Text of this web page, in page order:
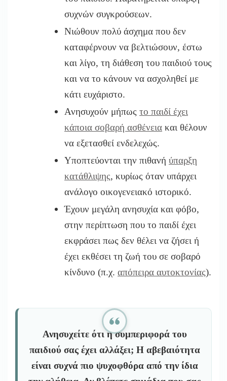
συχνών συγκρούσεων.
Νιώθουν πολύ άσχημα που δεν
καταφέρνουν να βελτιώσουν, έστω
και λίγο, τη διάθεση του παιδιού τους
και να το κάνουν να ασχοληθεί με
κάτι ευχάριστο.
Ανησυχούν μήπως το παιδί έχει
κάποια σοβαρή ασθένεια και θέλουν
να εξετασθεί ενδελεχώς.
Υποπτεύονται την πιθανή ύπαρξη
κατάθλιψης, κυρίως όταν υπάρχει
ανάλογο οικογενειακό ιστορικό.
Έχουν μεγάλη ανησυχία και φόβο,
στην περίπτωση που το παιδί έχει
εκφράσει πως δεν θέλει να ζήσει ή
έχει εκθέσει τη ζωή του σε σοβαρό
κίνδυνο (π.χ. απόπειρα αυτοκτονίας).
Ανησυχείτε ότι η συμπεριφορά του
παιδιού σας έχει αλλάξει; Η αβεβαιότητα
είναι συχνά πιο ψυχοφθόρα από την ίδια